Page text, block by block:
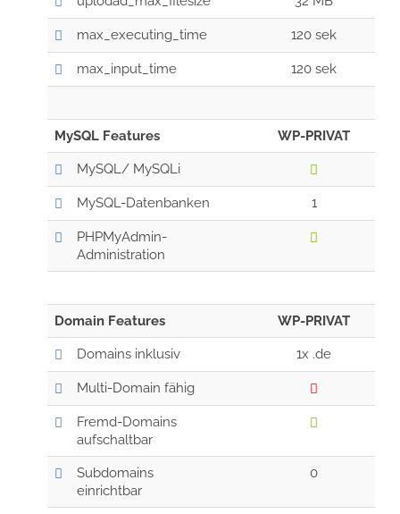
max_executing_time 120 sek
max_input_time 120 sek
MySQL Features WP-PRIVAT
MySQL/ MySQLi
MySQL-Datenbanken 1
PHPMyAdmin-
Administration
Domain Features WP-PRIVAT
Domains inklusiv 1x .de
Multi-Domain fähig
Fremd-Domains
aufschaltbar
Subdomains
einrichtbar
0